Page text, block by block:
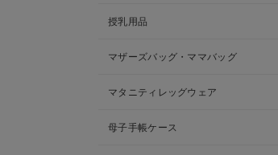
授乳用品
マザーズバッグ・ママバッグ
マタニティレッグウェア
母子手帳ケース